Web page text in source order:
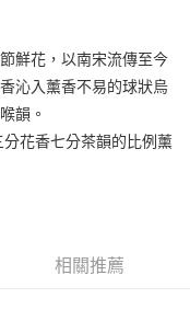
鮮花，以南宋流傳至今
沁入薰香不易的球狀烏
韻。
花香七分茶韻的比例薰
相關推薦